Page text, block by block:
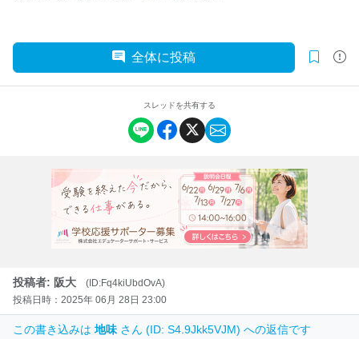
全体に投稿
スレッドを共有する
投稿者: 阪大
(ID:Fq4kiUbdOvA)
投稿日時：2025年 06月 28日 23:00
この書き込みは 地味 さん (ID: S4.9Jkk5VJM) への返信です